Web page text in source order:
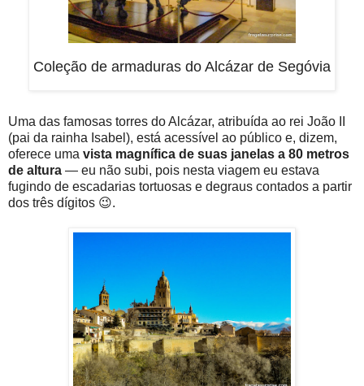
Coleção de armaduras do Alcázar de Segóvia
Uma das famosas torres do Alcázar, atribuída ao rei João II
(pai da rainha Isabel), está acessível ao público e, dizem,
oferece uma vista magnífica de suas janelas a 80 metros
de altura — eu não subi, pois nesta viagem eu estava
fugindo de escadarias tortuosas e degraus contados a partir
dos três dígitos 😉.